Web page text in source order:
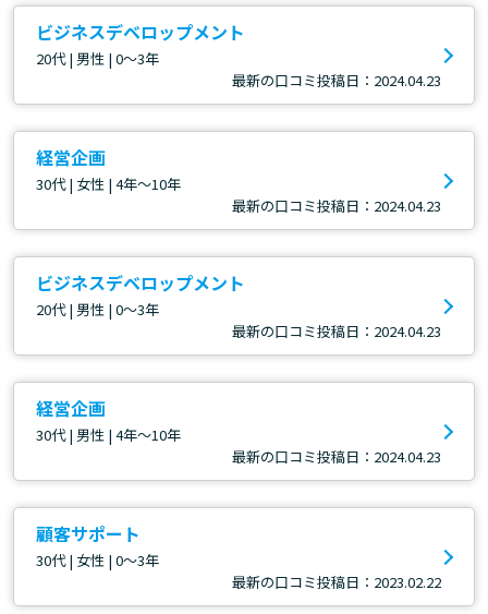
ビジネスデベロップメント
20代 | 男性 | 0～3年
最新の口コミ投稿日：2024.04.23
経営企画
30代 | 女性 | 4年～10年
最新の口コミ投稿日：2024.04.23
ビジネスデベロップメント
20代 | 男性 | 0～3年
最新の口コミ投稿日：2024.04.23
経営企画
30代 | 男性 | 4年～10年
最新の口コミ投稿日：2024.04.23
顧客サポート
30代 | 女性 | 0～3年
最新の口コミ投稿日：2023.02.22